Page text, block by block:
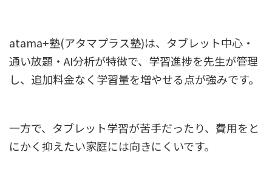
atama+塾(アタマプラス塾)は、タブレット中心・
通い放題・AI分析が特徴で、学習進捗を先生が管理
し、追加料金なく学習量を増やせる点が強みです。
一方で、タブレット学習が苦手だったり、費用をと
にかく抑えたい家庭には向きにくいです。